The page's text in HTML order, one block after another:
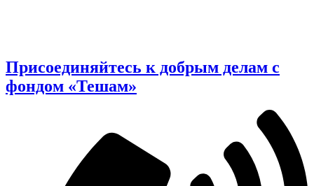
Присоединяйтесь к добрым делам с
фондом «Тешам»